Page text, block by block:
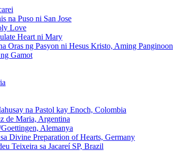
na Puso ni San Jose
Love
Heart ni Mary
Oras ng Pasyon ni Hesus Kristo, Aming Panginoon
Gamot
na Pastol kay Enoch, Colombia
de Maria, Argentina
Alemanya
Divine Preparation of Hearts, Germany
Teixeira sa Jacareí SP, Brazil